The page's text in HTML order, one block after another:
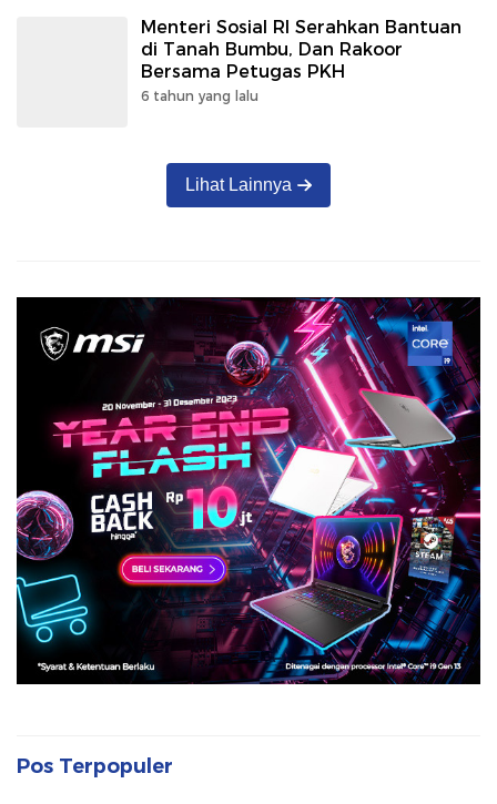
Menteri Sosial RI Serahkan Bantuan
di Tanah Bumbu, Dan Rakoor
Bersama Petugas PKH
6 tahun yang lalu
Lihat Lainnya
Pos Terpopuler